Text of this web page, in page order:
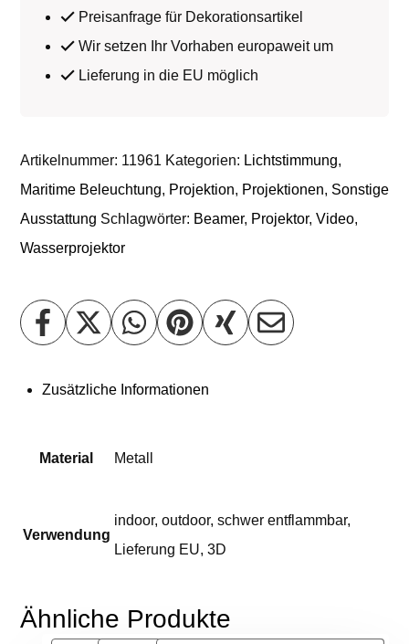
Preisanfrage für Dekorationsartikel
Wir setzen Ihr Vorhaben europaweit um
Lieferung in die EU möglich
Artikelnummer: 11961 Kategorien: Lichtstimmung,
Maritime Beleuchtung, Projektion, Projektionen, Sonstige
Ausstattung Schlagwörter: Beamer, Projektor, Video,
Wasserprojektor
Zusätzliche Informationen
Material Metall
Verwendung
indoor, outdoor, schwer entflammbar,
Lieferung EU, 3D
Ähnliche Produkte